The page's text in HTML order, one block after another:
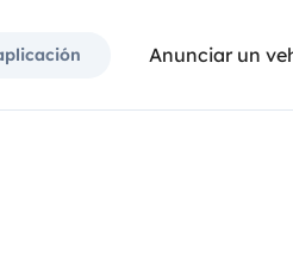
Anunciar un